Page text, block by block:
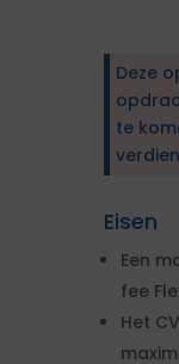
Deze
te
Eisen
Een
fee
Het